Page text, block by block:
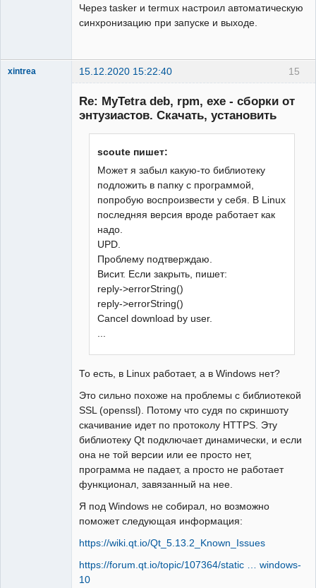
Через tasker и termux настроил автоматическую
синхронизацию при запуске и выходе.
15
xintrea 15.12.2020 15:22:40
Re: MyTetra deb, rpm, exe - сборки от
энтузиастов. Скачать, установить
scoute пишет:
Может я забыл какую-то библиотеку
подложить в папку с программой,
попробую воспроизвести у себя. В Linux
последняя версия вроде работает как
надо.
UPD.
Проблему подтверждаю.
Висит. Если закрыть, пишет:
reply->errorString()
reply->errorString()
Cancel download by user.
То есть, в Linux работает, а в Windows нет?
Это сильно похоже на проблемы с библиотекой
SSL (openssl). Потому что судя по скриншоту
скачивание идет по протоколу HTTPS. Эту
библиотеку Qt подключает динамически, и если
она не той версии или ее просто нет,
программа не падает, а просто не работает
функционал, завязанный на нее.
Я под Windows не собирал, но возможно
поможет следующая информация:
https://wiki.qt.io/Qt_5.13.2_Known_Issues
https://forum.qt.io/topic/107364/static … windows-
10